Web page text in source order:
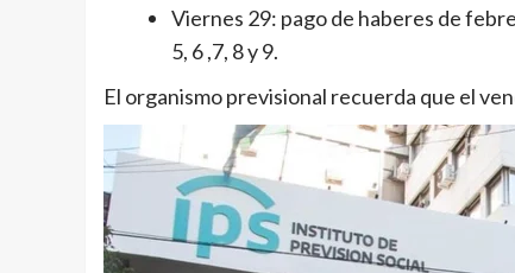
Viernes 29: pago de haberes de
5, 6 ,7, 8 y 9.
El organismo previsional recuerda que el